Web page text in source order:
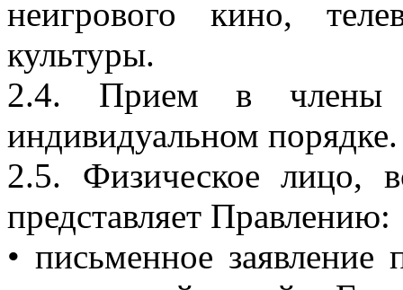
неигрового кино,
культуры.
2.4. Прием в члены
индивидуальном порядке.
2.5. Физическое лицо,
представляет Правлению:
• письменное